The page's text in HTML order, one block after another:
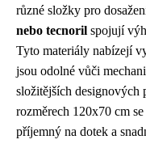
různé složky pro
nebo tecnoril spojují
Tyto materiály nabízejí
jsou odolné vůči
složitějších designových
rozměrech 120x70 cm
příjemný na dotek a